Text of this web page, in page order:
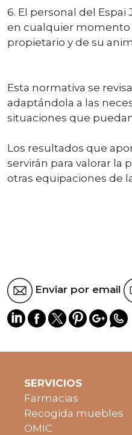
6. El personal del
en cualquier momento
propietario y de su
Esta normativa se
adaptándola a las
situaciones que
Los resultados que
servirán para valorar la
otras equipaciones de
Enviar por email
SERVICIOS
Farmacias
Recogida muebles
OMIC